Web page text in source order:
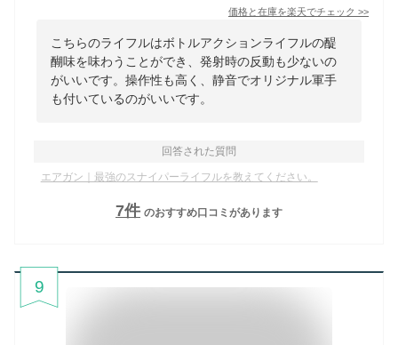
価格と在庫を楽天でチェック >>
こちらのライフルはボトルアクションライフルの醍
醐味を味わうことができ、発射時の反動も少ないの
がいいです。操作性も高く、静音でオリジナル軍手
も付いているのがいいです。
回答された質問
エアガン｜最強のスナイパーライフルを教えてください。
7件 のおすすめ口コミがあります
9